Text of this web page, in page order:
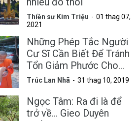
Thiền sư Kim Triệu
01 thag 07,
2021
Những Phép Tắc Người
Cư Sĩ Cần Biết Để Tránh
Tổn Giảm Phước Cho
Mình
Trúc Lan Nhã 31 thag 10, 2019
Ngọc Tâm: Ra đi là để
trở về... Gieo Duyên